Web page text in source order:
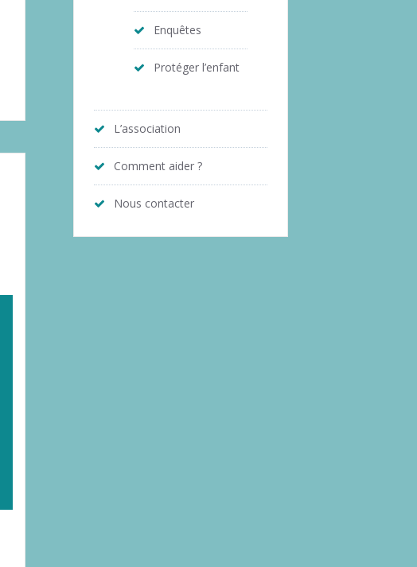
Enquêtes
Protéger l’enfant
L’association
Comment aider ?
Nous contacter